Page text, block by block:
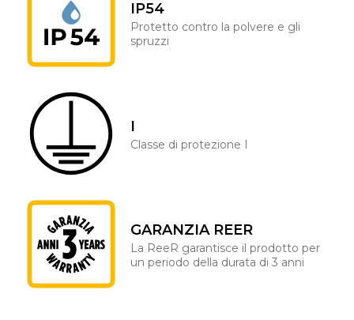
IP54
Protetto contro la polvere e gli
spruzzi
I
Classe di protezione I
GARANZIA REER
La ReeR garantisce il prodotto per
un periodo della durata di 3 anni